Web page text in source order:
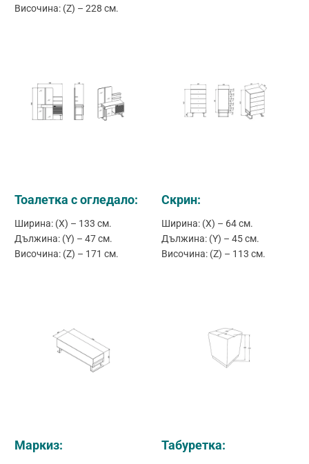
Височина: (Z) – 228 см.
Тоалетка с огледало:
Ширина: (X) – 133 см.
Дължина: (Y) – 47 см.
Височина: (Z) – 171 см.
Скрин:
Ширина: (X) – 64 см.
Дължина: (Y) – 45 см.
Височина: (Z) – 113 см.
Маркиз: Табуретка: